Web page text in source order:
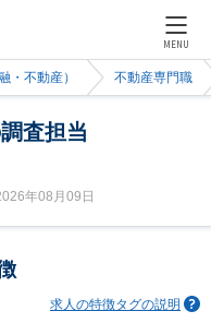
MENU
・不動産） 不動産専門職
査担当
年08月09日
求人の特徴タグの説明